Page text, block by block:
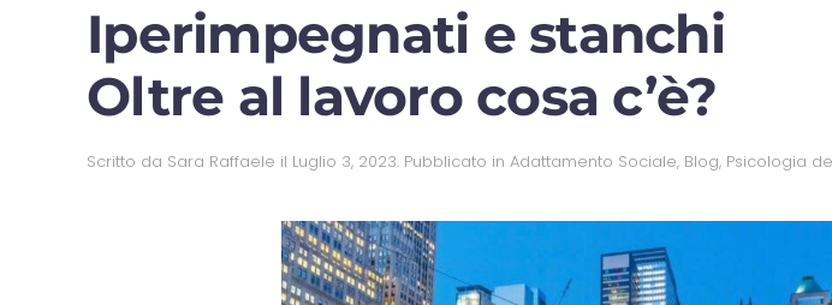
Iperimpegnati e stanchi
Oltre al lavoro cosa c’è?
Scritto da Sara Raffaele il Luglio 3, 2023. Pubblicato in Adattamento Sociale, Blog, Psicologia